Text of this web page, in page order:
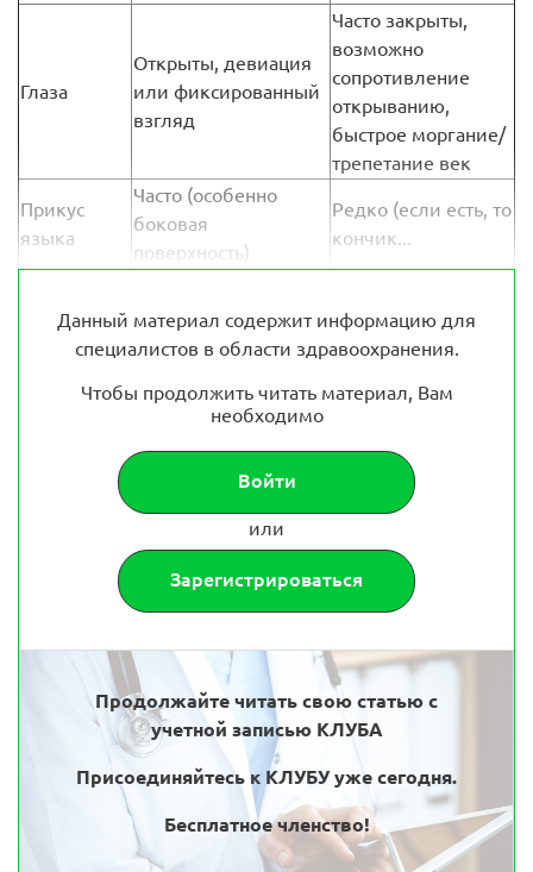
Глаза
Открыты, девиация
или фиксированный
взгляд
Часто закрыты,
возможно
сопротивление
открыванию,
быстрое моргание/
трепетание век
Прикус
языка
Часто (особенно
боковая
поверхность)
Редко (если есть, то
кончик...
Данный материал содержит информацию для
специалистов в области здравоохранения.
Чтобы продолжить читать материал, Вам
необходимо
Войти
или
Зарегистрироваться
Продолжайте читать свою статью с
учетной записью КЛУБА
Присоединяйтесь к КЛУБУ уже сегодня.
Бесплатное членство!